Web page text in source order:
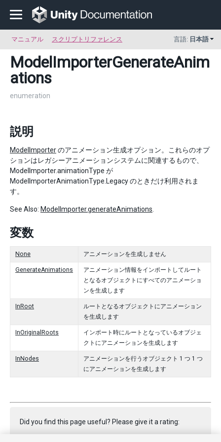
マニュアル スクリプトリファレンス 言語: 日本語
ModelImporterGenerateAnim
ations
enumeration
説明
ModelImporterのアニメーション生成オプション。これらのオプ
ションはレガシーアニメーションシステムに関連するもので、
ModelImporter.animationType が
ModelImporterAnimationType.Legacy のときだけ利用されま
す。
See Also: ModelImporter.generateAnimations
変数
None アニメーションを生成しません
GenerateAnimations
アニメーション情報をインポートしてルート
となるオブジェクトにすべてのアニメーショ
ンを生成します
InRoot
ルートとなるオブジェクトにアニメーション
を生成します
InOriginalRoots
インポート時にルートとなっているオブジェ
クトにアニメーションを生成します
InNodes
アニメーションを行うオブジェクト 1 つ 1 つ
にアニメーションを生成します
Did you find this page useful? Please give it a rating: